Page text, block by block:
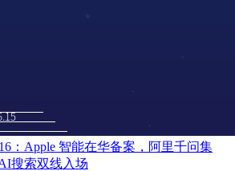
：Apple 智能在华备案，阿里千问集
搜索双线入场